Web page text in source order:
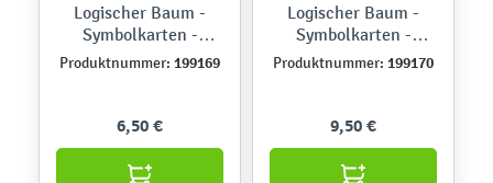
Logischer Baum -
Symbolkarten -
Lehrerset
Produktnummer: 199169
6,50 €
Logischer Baum -
Symbolkarten -
Kinderset
Produktnummer: 199170
9,50 €